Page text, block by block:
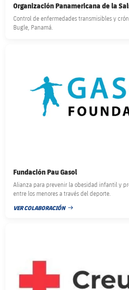
Organización Panamericana de la
Control de enfermedades transmisibles y
Bugle, Panamá.
Fundación Pau Gasol
Alianza para prevenir la obesidad infantil y
entre los menores a través del deporte.
VER COLABORACIÓN
FECHA DE PUBLICACIÓN